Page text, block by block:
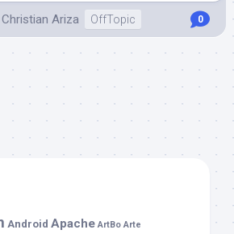
Christian Ariza OffTopic 0
Android Apache ArtBo Arte